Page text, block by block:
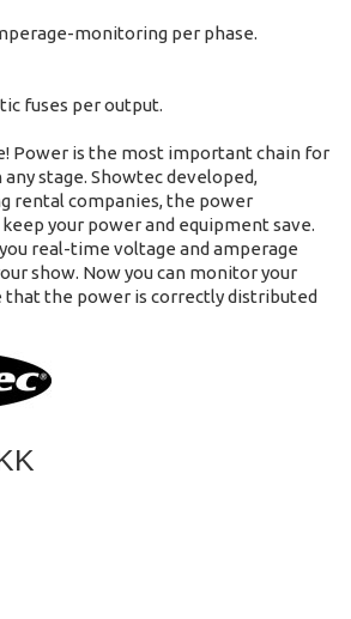
monitoring per phase.
fuses per output.
Power is the most important chain for
any stage. Showtec developed,
rental companies, the power
your power and equipment save.
real-time voltage and amperage
show. Now you can monitor your
that the power is correctly distributed